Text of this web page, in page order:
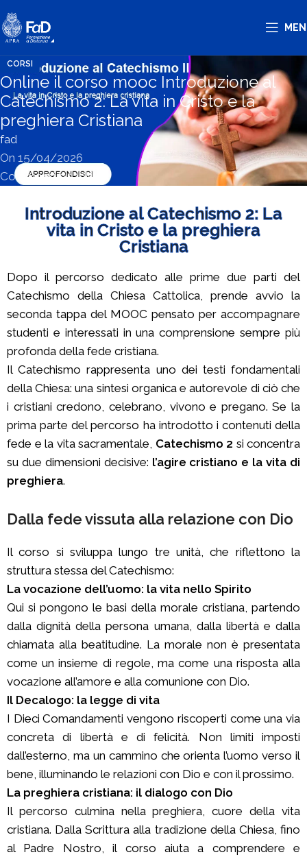
CORSI
Online il corso mooc Introduzione al
Catechismo 2: La vita in Cristo e la
preghiera Cristiana
fad
On 15/04/2026
Commenti disabilitati
Introduzione al Catechismo 2: La
vita in Cristo e la preghiera
Cristiana
Dopo il percorso dedicato alle prime due parti del
Catechismo della Chiesa Cattolica, prende avvio la
seconda tappa del MOOC pensato per accompagnare
studenti e interessati in una comprensione sempre più
profonda della fede cristiana.
Il Catechismo rappresenta uno dei testi fondamentali
della Chiesa: una sintesi organica e autorevole di ciò che
i cristiani credono, celebrano, vivono e pregano. Se la
prima parte del percorso ha introdotto i contenuti della
fede e la vita sacramentale, Catechismo 2 si concentra
su due dimensioni decisive: l’agire cristiano e la vita di
preghiera.
Dalla fede vissuta alla relazione con Dio
Il corso si sviluppa lungo tre unità, che riflettono la
struttura stessa del Catechismo:
La vocazione dell’uomo: la vita nello Spirito
Qui si pongono le basi della morale cristiana, partendo
dalla dignità della persona umana, dalla libertà e dalla
chiamata alla beatitudine. La morale non è presentata
come un insieme di regole, ma come una risposta alla
vocazione all’amore e alla comunione con Dio.
Il Decalogo: la legge di vita
I Dieci Comandamenti vengono riscoperti come una via
concreta di libertà e di felicità. Non limiti imposti
dall’esterno, ma un cammino che orienta l’uomo verso il
bene, illuminando le relazioni con Dio e con il prossimo.
La preghiera cristiana: il dialogo con Dio
Il percorso culmina nella preghiera, cuore della vita
cristiana. Dalla Scrittura alla tradizione della Chiesa, fino
al Padre Nostro, il corso aiuta a comprendere e